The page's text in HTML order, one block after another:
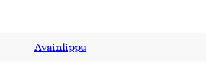
Avainlippu